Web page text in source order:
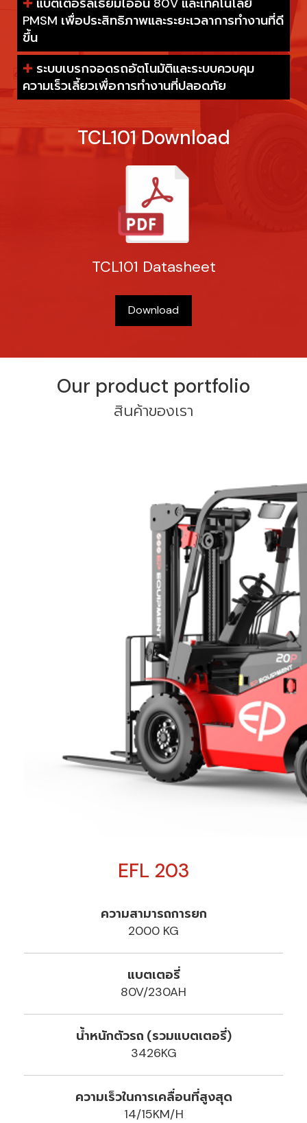
PMSM เพื่อประสิทธิภาพและระยะเวลาการทำงานที่ดี
ขึ้น
✚ ระบบเบรกจอดรถอัตโนมัติและระบบควบคุม
ความเร็วเลี้ยวเพื่อการทำงานที่ปลอดภัย
TCL101 Download
TCL101 Datasheet
Download
Our product portfolio
สินค้าของเรา
EFL 203
ความสามารถการยก
2000 KG
แบตเตอรี่
80V/230AH
น้ำหนักตัวรถ (รวมแบตเตอรี่)
3426KG
ความเร็วในการเคลื่อนที่สูงสุด
14/15KM/H